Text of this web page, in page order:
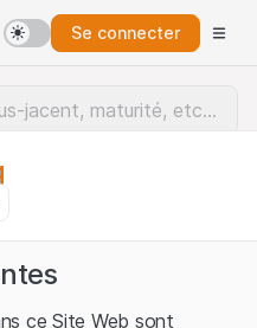
Se connecter
ce Site Web sont